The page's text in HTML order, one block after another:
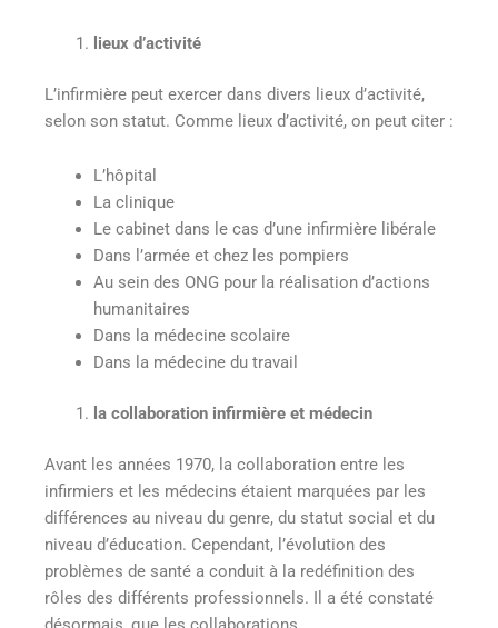
lieux d’activité
L’infirmière peut exercer dans divers lieux d’activité,
selon son statut. Comme lieux d’activité, on peut citer :
L’hôpital
La clinique
Le cabinet dans le cas d’une infirmière libérale
Dans l’armée et chez les pompiers
Au sein des ONG pour la réalisation d’actions
humanitaires
Dans la médecine scolaire
Dans la médecine du travail
la collaboration infirmière et médecin
Avant les années 1970, la collaboration entre les
infirmiers et les médecins étaient marquées par les
différences au niveau du genre, du statut social et du
niveau d’éducation. Cependant, l’évolution des
problèmes de santé a conduit à la redéfinition des
rôles des différents professionnels. Il a été constaté